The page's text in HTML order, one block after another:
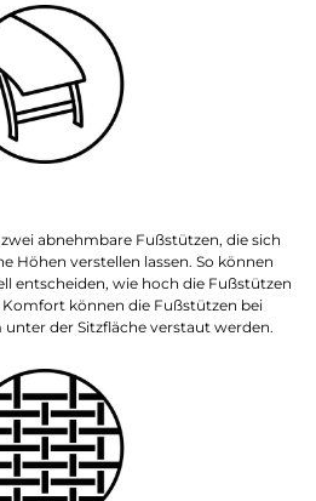
abnehmbare Fußstützen, die sich
Höhen verstellen lassen. So können
entscheiden, wie hoch die Fußstützen
Komfort können die Fußstützen bei
der Sitzfläche verstaut werden.